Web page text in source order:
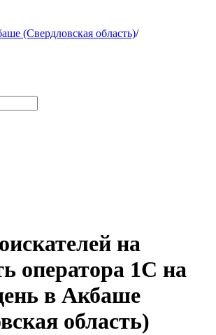
(Свердловская область)/
на
оператора 1C на
в Акбаше
область)